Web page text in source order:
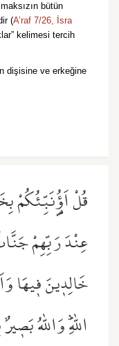
bütün
(A’raf 7/26, İsra
kelimesi tercih
dişisine ve erkeğine
قُلْ اَؤُ۬نَبِّئُكُمْ
عِنْدَ رَبِّهِمْ
خَالِد۪ينَ ف۪يهَا
اللّٰهِۜ وَاللّٰهُ